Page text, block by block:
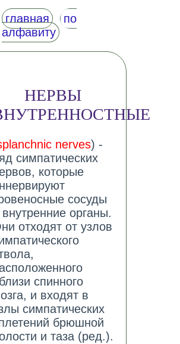
главная
по
алфавиту
НЕРВЫ
nerves) -
симпатических
которые
сосуды
внутренние органы.
отходят от узлов
спинного
и входят в
симпатических
брюшной
и таза (ред.).